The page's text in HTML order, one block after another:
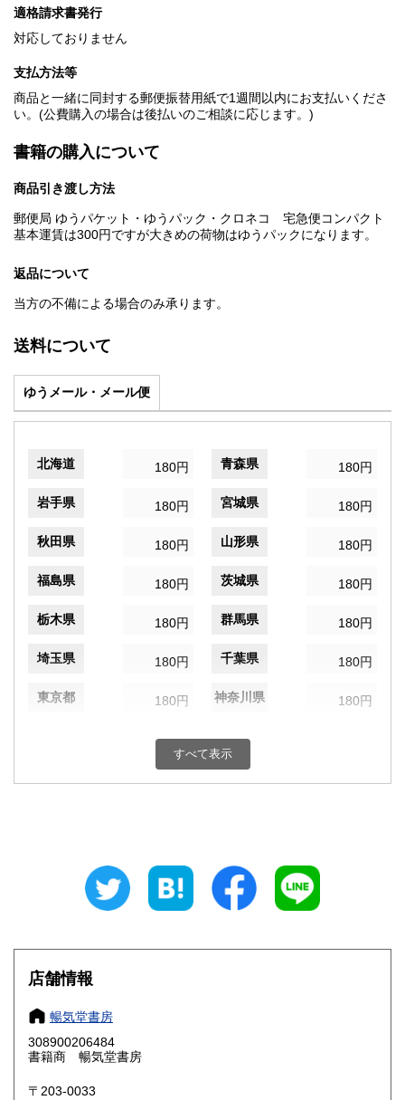
適格請求書発行
対応しておりません
支払方法等
商品と一緒に同封する郵便振替用紙で1週間以内にお支払いくださ
い。(公費購入の場合は後払いのご相談に応じます。)
書籍の購入について
商品引き渡し方法
郵便局 ゆうパケット・ゆうパック・クロネコ 宅急便コンパクト
基本運賃は300円ですが大きめの荷物はゆうパックになります。
返品について
当方の不備による場合のみ承ります。
送料について
ゆうメール・メール便
北海道 180円 青森県 180円
岩手県 180円 宮城県 180円
秋田県 180円 山形県 180円
福島県 180円 茨城県 180円
栃木県 180円 群馬県 180円
埼玉県 180円 千葉県 180円
東京都 180円 神奈川県 180円
180円 富山県
180円 三重県
大阪府
奈良県
鳥取県
岡山県
すべて表示
店舗情報
暢気堂書房
308900206484
書籍商 暢気堂書房
〒203-0033